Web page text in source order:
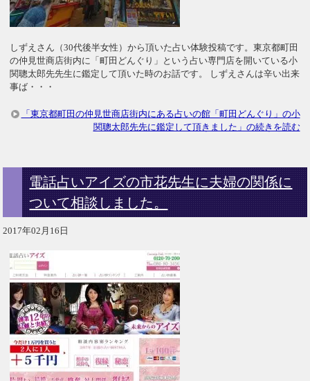
しずえさん（30代後半女性）から頂いた占い体験投稿です。東京都町田
の仲見世商店街内に「町田どんぐり」という占い専門店を開いている小
関聰太郎先先生に鑑定して頂いた時のお話です。 しずえさんは辛い出来
事ば・・・
「東京都町田の仲見世商店街内にある占いの館「町田どんぐり」の小
関聰太郎先先に鑑定して頂きました」の続きを読む
電話占いアイズの市花先生に夫婦の関係に
ついて相談しました。
2017年02月16日